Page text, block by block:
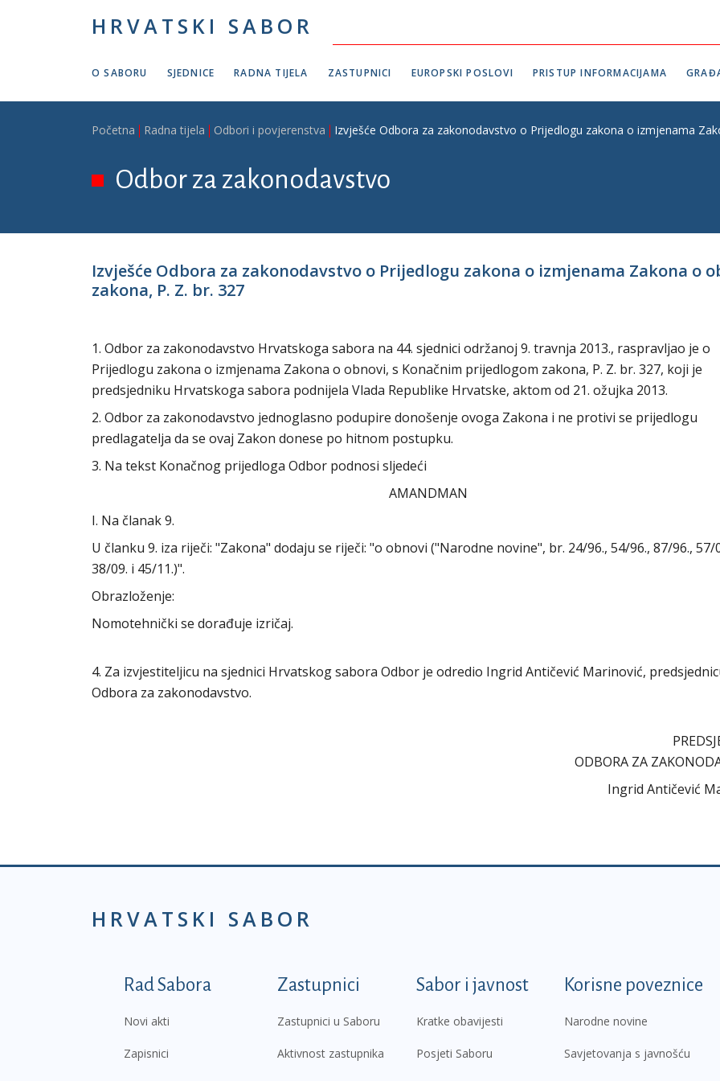
HRVATSKI SABOR
O SABORU SJEDNICE RADNA TIJELA ZASTUPNICI EUROPSKI POSLOVI PRISTUP INFORMACIJAMA
Breadcrumb
Početna Radna tijela Odbori i povjerenstva Izvješće Odbora za zakonodavstvo o Prijedlogu zakona o izmjenama
Odbor za zakonodavstvo
Izvješće Odbora za zakonodavstvo o Prijedlogu zakona o izmjenama Zakona o
zakona, P. Z. br. 327
1. Odbor za zakonodavstvo Hrvatskoga sabora na 44. sjednici održanoj 9. travnja 2013., raspravljao je o
Prijedlogu zakona o izmjenama Zakona o obnovi, s Konačnim prijedlogom zakona, P. Z. br. 327, koji je
predsjedniku Hrvatskoga sabora podnijela Vlada Republike Hrvatske, aktom od 21. ožujka 2013.
2. Odbor za zakonodavstvo jednoglasno podupire donošenje ovoga Zakona i ne protivi se prijedlogu
predlagatelja da se ovaj Zakon donese po hitnom postupku.
3. Na tekst Konačnog prijedloga Odbor podnosi sljedeći
AMANDMAN
I. Na članak 9.
U članku 9. iza riječi: "Zakona" dodaju se riječi: "o obnovi ("Narodne novine", br. 24/96., 54/96., 87/96., 57/
38/09. i 45/11.)".
Obrazloženje:
Nomotehnički se dorađuje izričaj.
4. Za izvjestiteljicu na sjednici Hrvatskog sabora Odbor je odredio Ingrid Antičević Marinović,
Odbora za zakonodavstvo.
ODBORA ZA
Ingrid Antičević
HRVATSKI SABOR
Podnožje prvi izbornik
Rad Sabora
Novi akti
Zapisnici
Zastupnici
Zastupnici u Saboru
Aktivnost zastupnika
Sabor i javnost
Kratke obavijesti
Posjeti Saboru
Korisne poveznice
Narodne novine
Savjetovanja s javnošću